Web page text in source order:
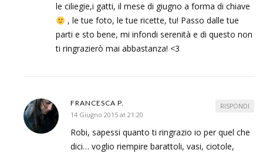
le ciliegie,i gatti, il mese di giugno a forma di chiave
, le tue foto, le tue ricette, tu! Passo dalle tue
parti e sto bene, mi infondi serenità e di questo non
ti ringrazierò mai abbastanza! <3
FRANCESCA P.
14 Giugno 2015 at 21:20
Robi, sapessi quanto ti ringrazio io per quel che
dici… voglio riempire barattoli, vasi, ciotole,
RISPONDI